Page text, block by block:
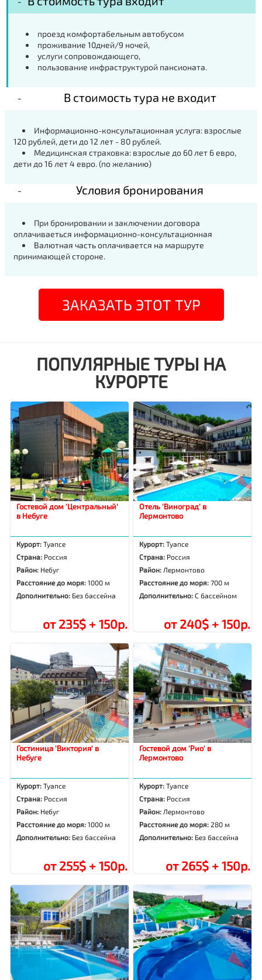
проезд комфортабельным автобусом
проживание 10дней/9 ночей,
услуги сопровождающего,
пользование инфраструктурой пансионата.
В стоимость тура не входит
Информационно-консультационная услуга: взрослые
120 рублей, дети до 12 лет - 80 рублей.
Медицинская страховка: взрослые до 60 лет 6 евро,
дети до 16 лет 4 евро. (по желанию)
Условия бронирования
При бронировании и заключении договора
оплачиваеться информационно-консультационная
Валютная часть оплачивается на маршруте
принимающей стороне.
ЗАКАЗАТЬ ЭТОТ ТУР
ПОПУЛЯРНЫЕ ТУРЫ НА
КУРОРТЕ
Гостевой дом 'Центральный'
в Небуге
Курорт:Туапсе
Страна: Россия
Район: Небуг
Расстояние до моря:1000 м
Дополнительно: Без бассейна
от 235$ + 150р.
Отель 'Виноград' в
Лермонтово
Курорт:Туапсе
Страна: Россия
Район: Лермонтово
Расстояние до моря:700 м
Дополнительно:С бассейном
от 240$ + 150р.
Гостиница 'Виктория' в
Небуге
Курорт:Туапсе
Страна: Россия
Район: Небуг
Расстояние до моря:1000 м
Дополнительно: Без бассейна
от 255$ + 150р.
Гостевой дом 'Рио' в
Лермонтово
Курорт:Туапсе
Страна: Россия
Район: Лермонтово
Расстояние до моря:280 м
Дополнительно: Без бассейна
от 265$ + 150р.